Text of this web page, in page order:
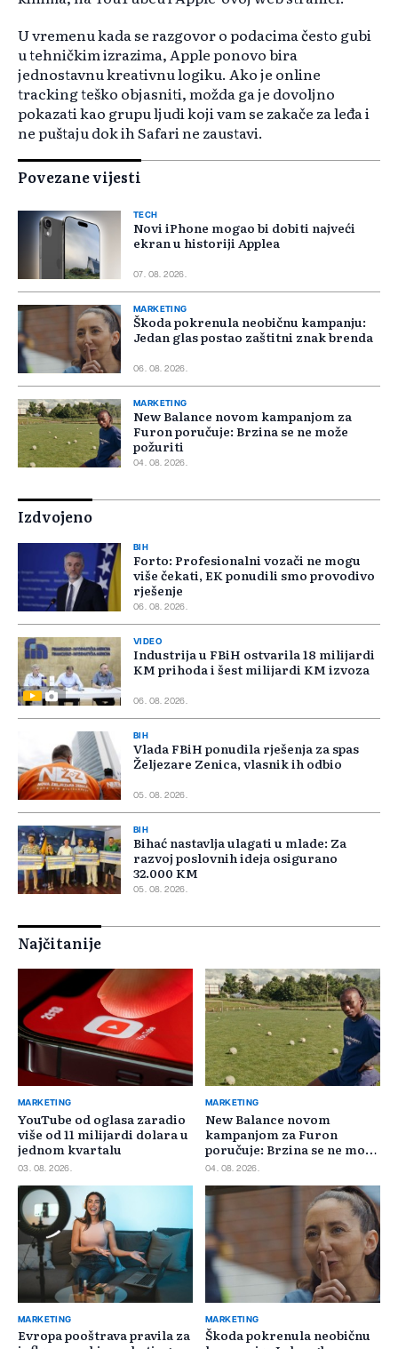
U vremenu kada se razgovor o podacima često gubi
u tehničkim izrazima, Apple ponovo bira
jednostavnu kreativnu logiku. Ako je online
tracking teško objasniti, možda ga je dovoljno
pokazati kao grupu ljudi koji vam se zakače za leđa i
ne puštaju dok ih Safari ne zaustavi.
Povezane vijesti
TECH
Novi iPhone mogao bi dobiti najveći
ekran u historiji Applea
07. 08. 2026.
MARKETING
Škoda pokrenula neobičnu kampanju:
Jedan glas postao zaštitni znak brenda
06. 08. 2026.
MARKETING
New Balance novom kampanjom za
Furon poručuje: Brzina se ne može
požuriti
04. 08. 2026.
Izdvojeno
BIH
Forto: Profesionalni vozači ne mogu
više čekati, EK ponudili smo provodivo
rješenje
06. 08. 2026.
VIDEO
Industrija u FBiH ostvarila 18 milijardi
KM prihoda i šest milijardi KM izvoza
06. 08. 2026.
BIH
Vlada FBiH ponudila rješenja za spas
Željezare Zenica, vlasnik ih odbio
05. 08. 2026.
BIH
Bihać nastavlja ulagati u mlade: Za
razvoj poslovnih ideja osigurano
32.000 KM
05. 08. 2026.
Najčitanije
MARKETING
YouTube od oglasa zaradio
više od 11 milijardi dolara u
jednom kvartalu
03. 08. 2026.
MARKETING
New Balance novom
kampanjom za Furon
poručuje: Brzina se ne može
požuriti
04. 08. 2026.
MARKETING
Evropa pooštrava pravila za
MARKETING
Škoda pokrenula neobičnu